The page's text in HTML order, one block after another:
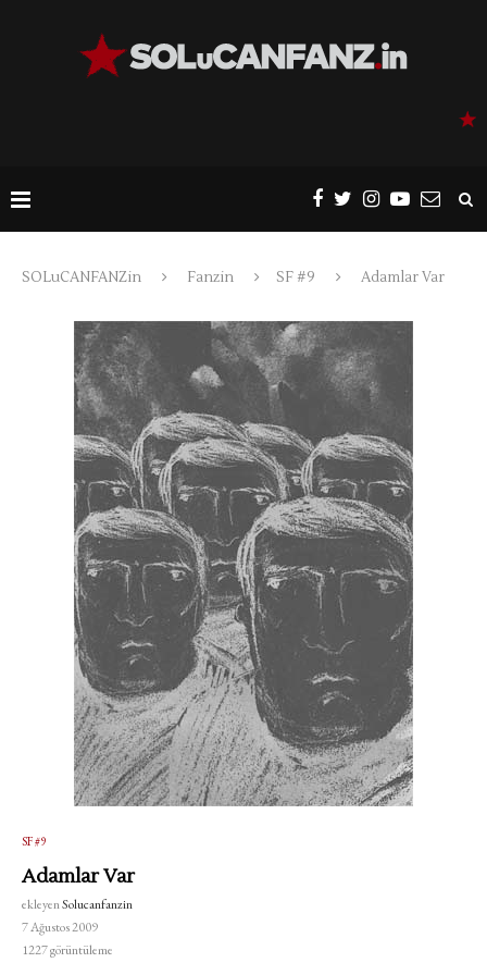
SOLuCANFANZin Fanzin SF #9 Adamlar Var
SF #9
Adamlar Var
ekleyenSolucanfanzin
7 Ağustos 2009
1227görüntüleme